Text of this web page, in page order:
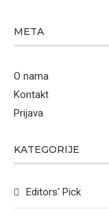
META
O nama
Kontakt
Prijava
KATEGORIJE
Editors' Pick